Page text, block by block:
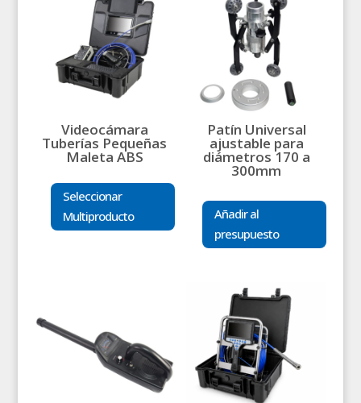
Videocámara
Tuberías Pequeñas
Maleta ABS
Seleccionar
Multiproducto
Patín Universal
ajustable para
diámetros 170 a
300mm
Añadir al
presupuesto